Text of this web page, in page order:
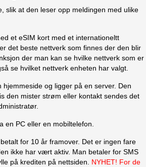
slik at den leser opp meldingen med ulike
et eSIM kort med et internationeltt
det beste nettverk som finnes der den blir
der man kan se hvilke nettverk som er
se hvilket nettverk enheten har valgt.
og ligger på en server. Den
den mister strøm eller kontakt sendes det
en PC eller en mobiltelefon.
for 10 år framover. Det er ingen fare
ikke har vært aktiv. Man betaler for SMS
på krediten på nettsiden. NYHET! For de